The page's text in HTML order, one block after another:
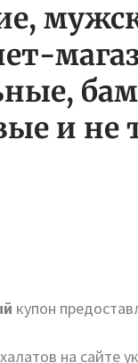
и не
купон
на сайте